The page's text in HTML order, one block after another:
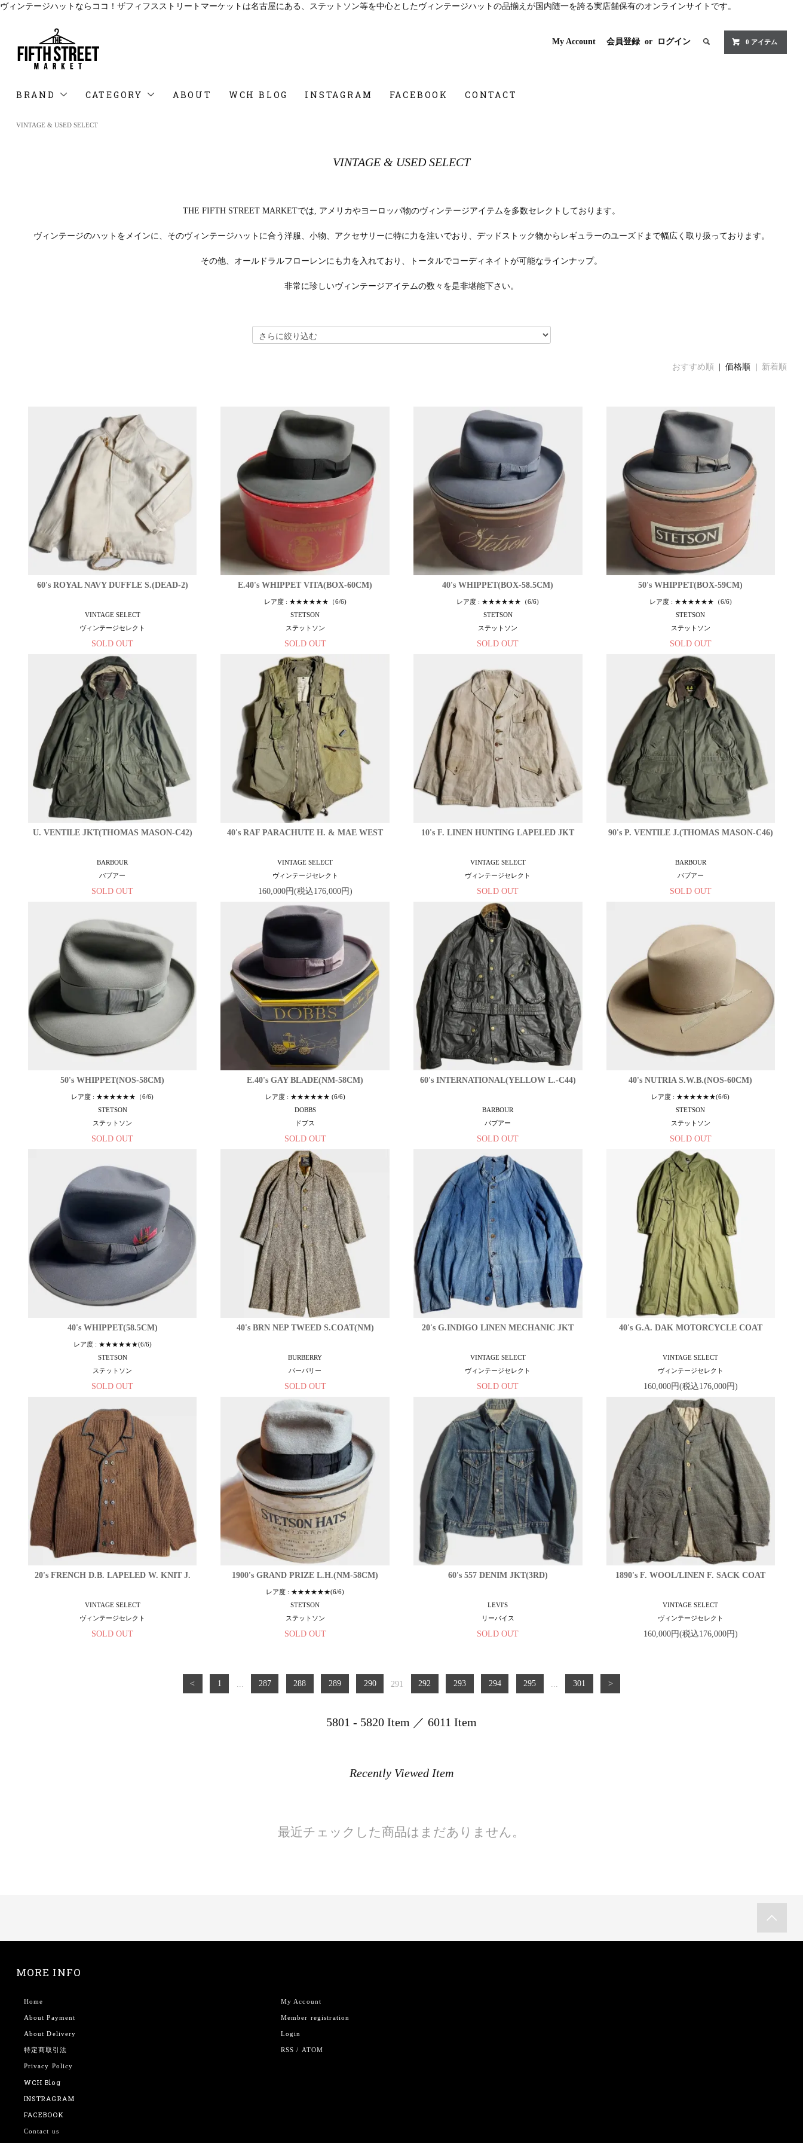
ヴィンテージハットならココ！ザフィフスストリートマーケットは名古屋にある、ステットソン等を中心としたヴィンテージハットの品揃えが国内随一を誇る実店舗保有のオンラインサイトです。
My Account 会員登録 or ログイン 0 アイテム
BRAND CATEGORY ABOUT WCH BLOG INSTAGRAM FACEBOOK CONTACT
VINTAGE & USED SELECT
VINTAGE & USED SELECT
THE FIFTH STREET MARKETでは, アメリカやヨーロッパ物のヴィンテージアイテムを多数セレクトしております。
ヴィンテージのハットをメインに、そのヴィンテージハットに合う洋服、小物、アクセサリーに特に力を注いでおり、デッドストック物からレギュラーのユーズドまで幅広く取り扱っております。
その他、オールドラルフローレンにも力を入れており、トータルでコーディネイトが可能なラインナップ。
非常に珍しいヴィンテージアイテムの数々を是非堪能下さい。
おすすめ順 | 価格順 | 新着順
60's ROYAL NAVY DUFFLE S.(DEAD-2)
VINTAGE SELECT
ヴィンテージセレクト
SOLD OUT
E.40's WHIPPET VITA(BOX-60CM)
レア度 : ★★★★★★（6/6)
STETSON
ステットソン
SOLD OUT
40's WHIPPET(BOX-58.5CM)
レア度 : ★★★★★★（6/6)
STETSON
ステットソン
SOLD OUT
50's WHIPPET(BOX-59CM)
レア度 : ★★★★★★（6/6)
STETSON
ステットソン
SOLD OUT
U. VENTILE JKT(THOMAS MASON-C42)
BARBOUR
バブアー
SOLD OUT
40's RAF PARACHUTE H. & MAE WEST
VINTAGE SELECT
ヴィンテージセレクト
160,000円(税込176,000円)
10's F. LINEN HUNTING LAPELED JKT
VINTAGE SELECT
ヴィンテージセレクト
SOLD OUT
90's P. VENTILE J.(THOMAS MASON-C46)
BARBOUR
バブアー
SOLD OUT
50's WHIPPET(NOS-58CM)
レア度 : ★★★★★★（6/6)
STETSON
ステットソン
SOLD OUT
E.40's GAY BLADE(NM-58CM)
レア度 : ★★★★★★ (6/6)
DOBBS
ドブス
SOLD OUT
60's INTERNATIONAL(YELLOW L.-C44)
BARBOUR
バブアー
SOLD OUT
40's NUTRIA S.W.B.(NOS-60CM)
レア度 : ★★★★★★(6/6)
STETSON
ステットソン
SOLD OUT
40's WHIPPET(58.5CM)
レア度 : ★★★★★★(6/6)
STETSON
ステットソン
SOLD OUT
40's BRN NEP TWEED S.COAT(NM)
BURBERRY
バーバリー
SOLD OUT
20's G.INDIGO LINEN MECHANIC JKT
VINTAGE SELECT
ヴィンテージセレクト
SOLD OUT
40's G.A. DAK MOTORCYCLE COAT
VINTAGE SELECT
ヴィンテージセレクト
160,000円(税込176,000円)
20's FRENCH D.B. LAPELED W. KNIT J.
VINTAGE SELECT
ヴィンテージセレクト
SOLD OUT
1900's GRAND PRIZE L.H.(NM-58CM)
レア度 : ★★★★★★(6/6)
STETSON
ステットソン
SOLD OUT
60's 557 DENIM JKT(3RD)
LEVI'S
リーバイス
SOLD OUT
1890's F. WOOL/LINEN F. SACK COAT
VINTAGE SELECT
ヴィンテージセレクト
160,000円(税込176,000円)
< 1 287 288 289 290 291 292 293 294 295 301 >
5801 - 5820 Item ／ 6011 Item
Recently Viewed Item
最近チェックした商品はまだありません。
MORE INFO
Home
About Payment
About Delivery
特定商取引法
Privacy Policy
WCH Blog
INSTRAGRAM
FACEBOOK
Contact us
My Account
Member registration
Login
RSS / ATOM